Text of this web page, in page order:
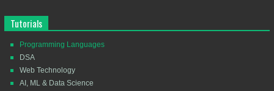
Tutorials
Programming Languages
DSA
Web Technology
AI, ML & Data Science